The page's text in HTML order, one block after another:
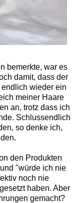
bemerkte, war es
damit, dass der
wieder ein
meiner Haare
an, trotz dass ich
Schlussendlich
so denke ich,
den Produkten
"würde ich nie
noch nie
haben. Aber
gemacht?